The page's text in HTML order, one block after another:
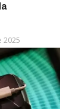
2025